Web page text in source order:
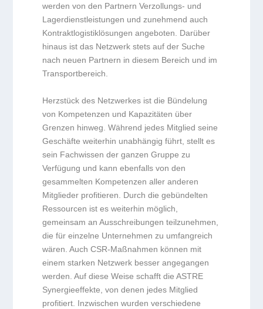
werden von den Partnern Verzollungs- und
Lagerdienstleistungen und zunehmend auch
Kontraktlogistiklösungen angeboten. Darüber
hinaus ist das Netzwerk stets auf der Suche
nach neuen Partnern in diesem Bereich und im
Transportbereich.
Herzstück des Netzwerkes ist die Bündelung
von Kompetenzen und Kapazitäten über
Grenzen hinweg. Während jedes Mitglied seine
Geschäfte weiterhin unabhängig führt, stellt es
sein Fachwissen der ganzen Gruppe zu
Verfügung und kann ebenfalls von den
gesammelten Kompetenzen aller anderen
Mitglieder profitieren. Durch die gebündelten
Ressourcen ist es weiterhin möglich,
gemeinsam an Ausschreibungen teilzunehmen,
die für einzelne Unternehmen zu umfangreich
wären. Auch CSR-Maßnahmen können mit
einem starken Netzwerk besser angegangen
werden. Auf diese Weise schafft die ASTRE
Synergieeffekte, von denen jedes Mitglied
profitiert. Inzwischen wurden verschiedene